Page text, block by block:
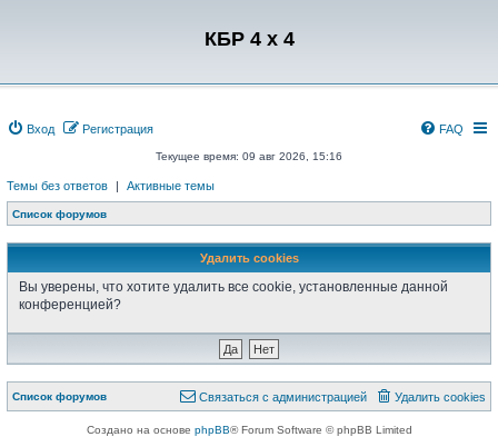
КБР 4 x 4
Вход Регистрация FAQ
Текущее время: 09 авг 2026, 15:16
Темы без ответов | Активные темы
Список форумов
Удалить cookies
Вы уверены, что хотите удалить все cookie, установленные данной
конференцией?
Список форумов Удалить cookies
Связаться с
Связаться с администрацией
Создано на основе phpBB® Forum Software © phpBB Limited